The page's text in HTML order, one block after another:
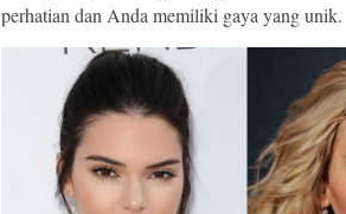
perhatian dan Anda memiliki gaya yang unik.